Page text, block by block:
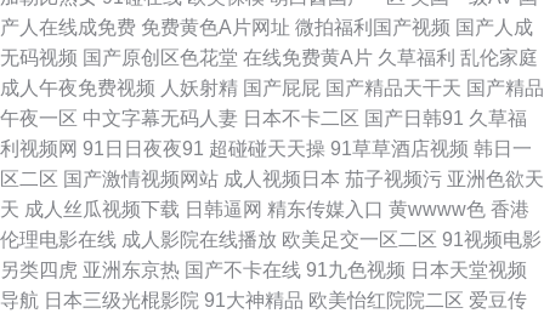
91青青操网站 男人天堂黄网 91久久婷婷国产麻 免费成人网站在线观看 91国
产在线 精品黑丝av 在线亚洲导航 国产资源一区二区 香蕉久久东京热 成人免
费网站在线入口 五月美眉被操 欧美亚无码一区 97社国产视频在线 人妻先锋
影音AV 91牛牛国产人妻久久 欧美视频123 91色免费在线观看 蜜桃视频在线
看 91福利国 久久精品多人 91国产精品探花视频 精品99久久 九九国产 国产
产人在线成免费 免费黄色A片网址 微拍福利国产视频 国产人成
无码视频 国产原创区色花堂 在线免费黄A片 久草福利 乱伦家庭
成人午夜免费视频 人妖射精 国产屁屁 国产精品天干天 国产精品
午夜一区 中文字幕无码人妻 日本不卡二区 国产日韩91 久草福
利视频网 91日日夜夜91 超碰碰天天操 91草草酒店视频 韩日一
区二区 国产激情视频网站 成人视频日本 茄子视频污 亚洲色欲天
天 成人丝瓜视频下载 日韩逼网 精东传媒入口 黄wwww色 香港
伦理电影在线 成人影院在线播放 欧美足交一区二区 91视频电影
另类四虎 亚洲东京热 国产不卡在线 91九色视频 日本天堂视频
导航 日本三级光棍影院 91大神精品 欧美怡红院院二区 爱豆传